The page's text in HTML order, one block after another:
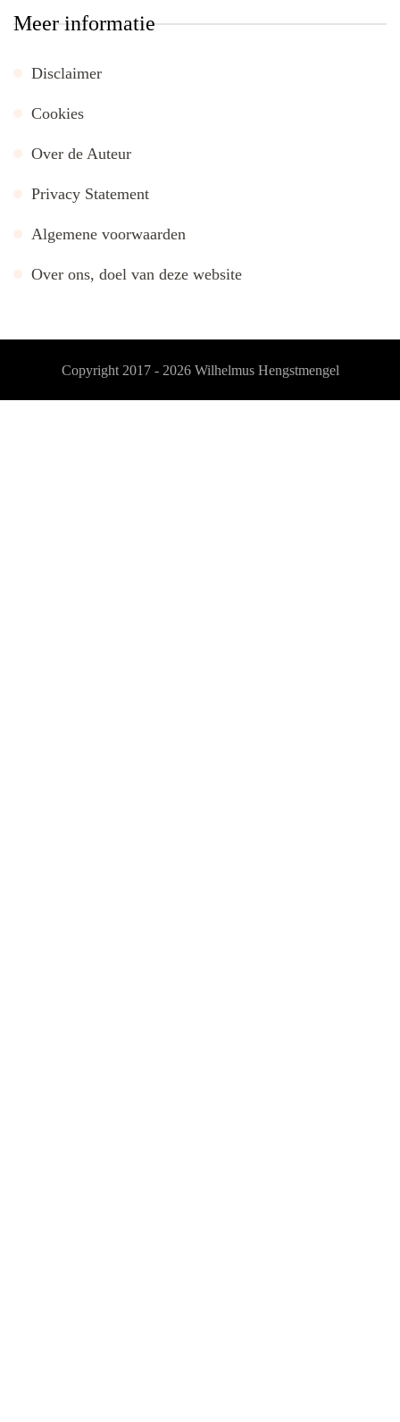
Meer informatie
Disclaimer
Cookies
Over de Auteur
Privacy Statement
Algemene voorwaarden
Over ons, doel van deze website
Copyright 2017 - 2026 Wilhelmus Hengstmengel